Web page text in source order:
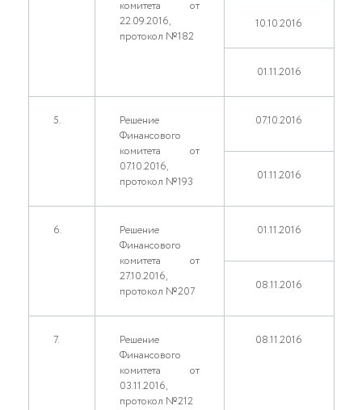
комитета от
22.09.2016,
протокол №182
10.10.2016
01.11.2016
5.
Решение
Финансового
комитета от
07.10.2016,
протокол №193
07.10.2016
01.11.2016
6.
Решение
Финансового
комитета от
27.10.2016,
протокол №207
01.11.2016
08.11.2016
7.
Решение
Финансового
комитета от
03.11.2016,
протокол №212
08.11.2016